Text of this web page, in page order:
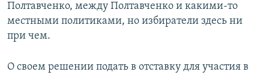
Полтавченко, между Полтавченко и какими-то
местными политиками, но избиратели здесь ни
при чем.
О своем решении подать в отставку для участия в